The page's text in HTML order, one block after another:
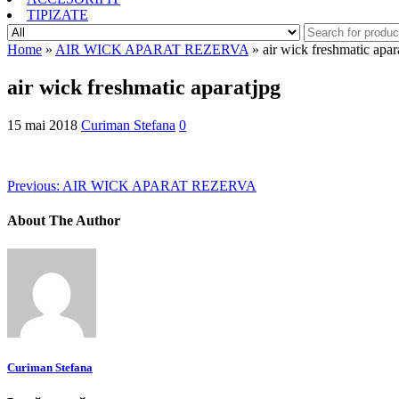
TIPIZATE
Home » AIR WICK APARAT REZERVA» air wick freshmatic
air wick freshmatic aparatjpg
15 mai 2018 Curiman Stefana 0
Previous: AIR WICK APARAT REZERVA
About The Author
Curiman Stefana